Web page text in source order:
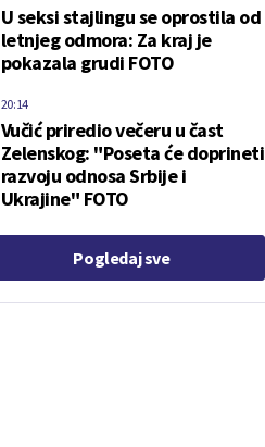
U seksi stajlingu se oprostila od
letnjeg odmora: Za kraj je
pokazala grudi FOTO
Vučić priredio večeru u čast
Zelenskog: "Poseta će doprineti
razvoju odnosa Srbije i
Ukrajine" FOTO
20:14
Pogledaj sve